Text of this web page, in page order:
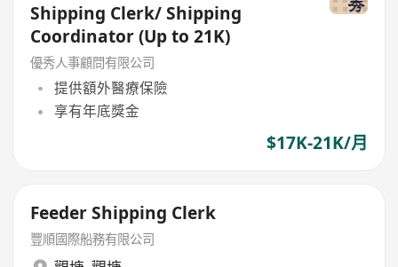
Shipping Clerk/ Shipping
Coordinator (Up to 21K)
優秀人事顧問有限公司
提供額外醫療保險
享有年底獎金
$17K-21K/月
Feeder Shipping Clerk
豐順國際船務有限公司